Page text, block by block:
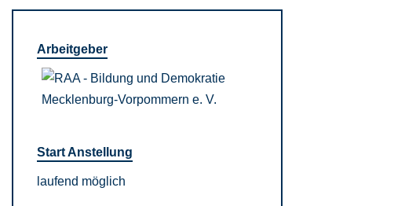
Arbeitgeber
Start Anstellung
laufend möglich